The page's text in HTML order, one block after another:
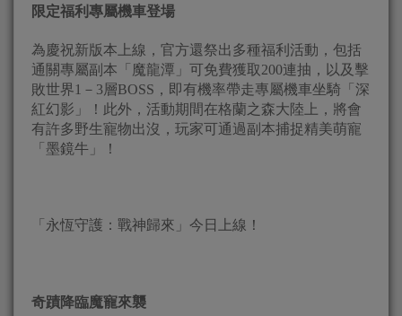
限定福利專屬機車登場
為慶祝新版本上線，官方還祭出多種福利活動，包括
通關專屬副本「魔龍潭」可免費獲取200連抽，以及擊
敗世界1－3層BOSS，即有機率帶走專屬機車坐騎「深
紅幻影」！此外，活動期間在格蘭之森大陸上，將會
有許多野生寵物出沒，玩家可通過副本捕捉精美萌寵
「墨鏡牛」！
「永恆守護：戰神歸來」今日上線！
奇蹟降臨魔寵來襲